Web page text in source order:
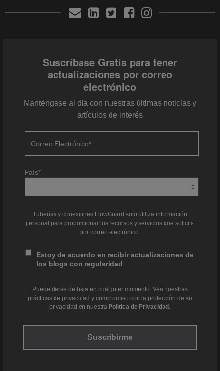
Suscríbase Gratis para tener
actualizaciones por correo
electrónico
Manténgase al día con nuestras últimas noticias y
artículos de interés
Correo Electrónico*
País*
Tuberías y conexiones FlowGuard solo utiliza información
personal para proporcionar los recursos y servicios que solicita
por correo electrónico.
Estoy de acuerdo en recibir actualizaciones de
los blogs con regularidad
Puede darse de baja en cualquier momento. Vea nuestras
prácticas de privacidad y compromiso con la protección de su
privacidad en nuestra Política de Privacidad.